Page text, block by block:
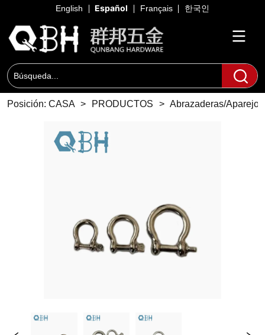
English Español Français 한국인
Posición: CASA > PRODUCTOS > Abrazaderas/Aparejo